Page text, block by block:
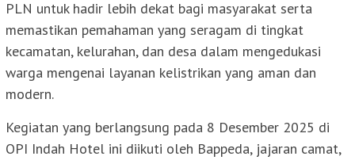
PLN untuk hadir lebih dekat bagi masyarakat serta
memastikan pemahaman yang seragam di tingkat
kecamatan, kelurahan, dan desa dalam mengedukasi
warga mengenai layanan kelistrikan yang aman dan
modern.
Kegiatan yang berlangsung pada 8 Desember 2025 di
OPI Indah Hotel ini diikuti oleh Bappeda, jajaran camat,